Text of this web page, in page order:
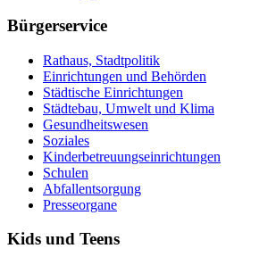
Bürgerservice
Rathaus, Stadtpolitik
Einrichtungen und Behörden
Städtische Einrichtungen
Städtebau, Umwelt und Klima
Gesundheitswesen
Soziales
Kinderbetreuungseinrichtungen
Schulen
Abfallentsorgung
Presseorgane
Kids und Teens